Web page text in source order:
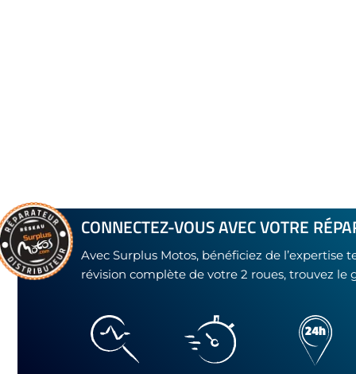
CONNECTEZ-VOUS AVEC VOTRE
Avec Surplus Motos, bénéficiez de
révision complète de votre 2 roues, trouvez le